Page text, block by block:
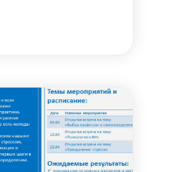
средств
систему
зависимого
среде;
[…]